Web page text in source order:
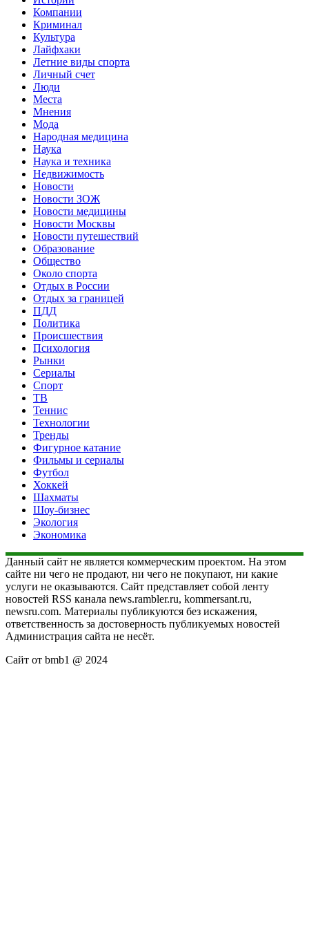
Компании
Криминал
Культура
Лайфхаки
Летние виды спорта
Личный счет
Люди
Места
Мнения
Мода
Народная медицина
Наука
Наука и техника
Недвижимость
Новости
Новости ЗОЖ
Новости медицины
Новости Москвы
Новости путешествий
Образование
Общество
Около спорта
Отдых в России
Отдых за границей
ПДД
Политика
Происшествия
Психология
Рынки
Сериалы
Спорт
ТВ
Теннис
Технологии
Тренды
Фигурное катание
Фильмы и сериалы
Футбол
Хоккей
Шахматы
Шоу-бизнес
Экология
Экономика
Данный сайт не является коммерческим проектом. На этом
сайте ни чего не продают, ни чего не покупают, ни какие
услуги не оказываются. Сайт представляет собой ленту
новостей RSS канала news.rambler.ru, kommersant.ru,
newsru.com. Материалы публикуются без искажения,
ответственность за достоверность публикуемых новостей
Администрация сайта не несёт.
Сайт от bmb1 @ 2024